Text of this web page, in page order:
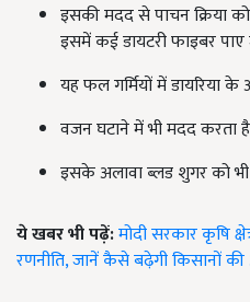
इसकी मदद से पाचन क्रिया
इसमें कई डायटरी फाइबर पाए
यह फल गर्मियों में डायरिया
वजन घटाने में भी मदद करता
इसके अलावा ब्लड शुगर को भी
ये खबर भी पढ़ें:मोदी सरकार कृषि
रणनीति, जानें कैसे बढ़ेगी किसानों